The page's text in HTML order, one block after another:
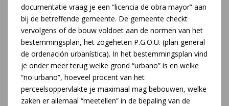
documentatie vraag je een “licencia de obra mayor” aan
bij de betreffende gemeente. De gemeente checkt
vervolgens of de bouw voldoet aan de normen van het
bestemmingsplan, het zogeheten P.G.O.U. (plan general
de ordenación urbanística). In het bestemmingsplan vind
je onder meer terug welke grond “urbano” is en welke
“no urbano”, hoeveel procent van het
perceelsoppervlakte je maximaal mag bebouwen, welke
zaken er allemaal “meetellen” in de bepaling van de